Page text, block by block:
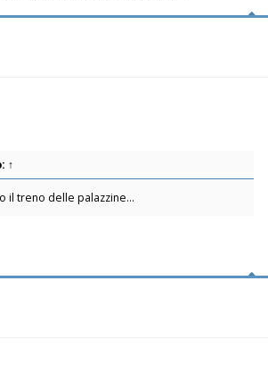
↑
il treno delle palazzine...